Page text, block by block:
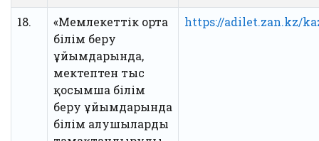
18.
«Мемлекеттік орта
білім беру
ұйымдарында,
мектептен тыс
қосымша білім
беру ұйымдарында
білім алушыларды
https://adilet.zan.kz/